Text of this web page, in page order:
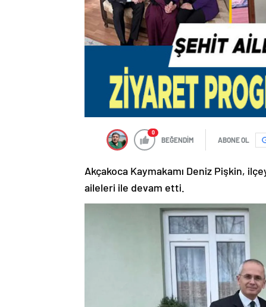
0
BEĞENDİM ABONE OL
Akçakoca Kaymakamı Deniz Pişkin,
aileleri ile devam etti.